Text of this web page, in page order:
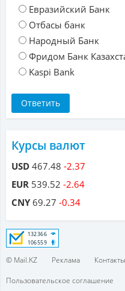
Евразийский Банк
Отбасы банк
Народный Банк
Фридом Банк
Kaspi Bank
Курсы валют
USD 467.48 -2.37
EUR 539.52 -2.64
CNY69.27 -0.34
© Mail.KZ Реклама Контакты
Пользовательское соглашение